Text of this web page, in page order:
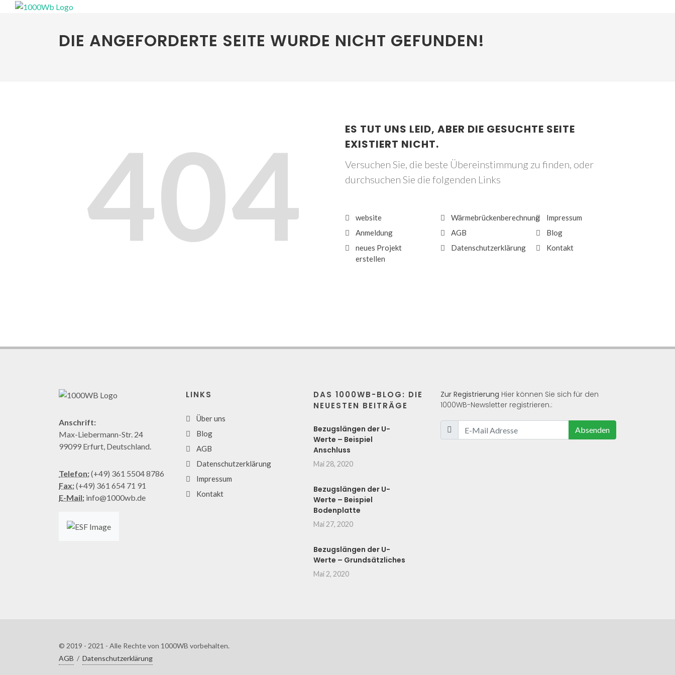
DIE ANGEFORDERTE SEITE WURDE NICHT GEFUNDEN!
404
ES TUT UNS LEID, ABER DIE GESUCHTE SEITE
EXISTIERT NICHT.
Versuchen Sie, die beste Übereinstimmung zu finden, oder
durchsuchen Sie die folgenden Links
website
Anmeldung
neues Projekt
erstellen
Wärmebrückenberechnung
AGB
Datenschutzerklärung
Impressum
Blog
Kontakt
Anschrift:
Max-Liebermann-Str. 24
99099 Erfurt, Deutschland.
Telefon:(+49) 361 5504 8786
Fax:(+49) 361 654 71 91
E-Mail: info@1000wb.de
LINKS
Über uns
Blog
AGB
Datenschutzerklärung
Impressum
Kontakt
DAS 1000WB-BLOG: DIE
NEUESTEN BEITRÄGE
Bezugslängen der U-
Werte – Beispiel
Anschluss
Mai 28, 2020
Bezugslängen der U-
Werte – Beispiel
Bodenplatte
Mai 27, 2020
Bezugslängen der U-
Werte – Grundsätzliches
Mai 2, 2020
Zur Registrierung Hier können Sie sich für den
1000WB-Newsletter registrieren.:
Absenden
© 2019 - 2021 - Alle Rechte von 1000WB vorbehalten.
AGB / Datenschutzerklärung